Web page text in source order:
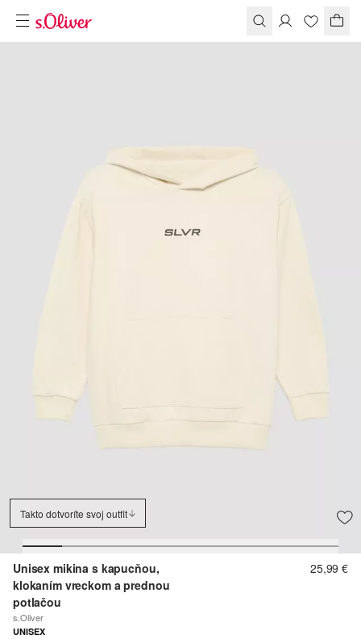
Takto dotvoríte svoj outfit
Unisex mikina s kapucňou,
klokaním vreckom a prednou
potlačou
s.Oliver
25,99 €
UNISEX